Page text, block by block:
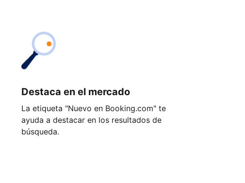
Destaca en el mercado
La etiqueta "Nuevo en Booking.com" te
ayuda a destacar en los resultados de
búsqueda.